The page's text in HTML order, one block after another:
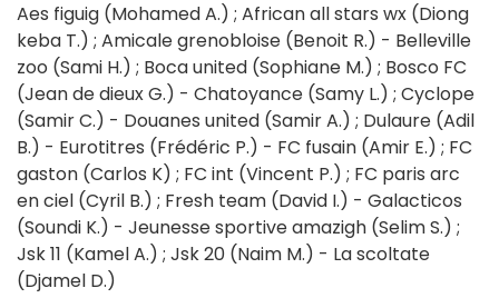
Aes figuig (Mohamed A.) ; African all stars wx (Diong
keba T.) ; Amicale grenobloise (Benoit R.) - Belleville
zoo (Sami H.) ; Boca united (Sophiane M.) ; Bosco FC
(Jean de dieux G.) - Chatoyance (Samy L.) ; Cyclope
(Samir C.) - Douanes united (Samir A.) ; Dulaure (Adil
B.) - Eurotitres (Frédéric P.) - FC fusain (Amir E.) ; FC
gaston (Carlos K) ; FC int (Vincent P.) ; FC paris arc
en ciel (Cyril B.) ; Fresh team (David I.) - Galacticos
(Soundi K.) - Jeunesse sportive amazigh (Selim S.) ;
Jsk 11 (Kamel A.) ; Jsk 20 (Naim M.) - La scoltate
(Djamel D.)